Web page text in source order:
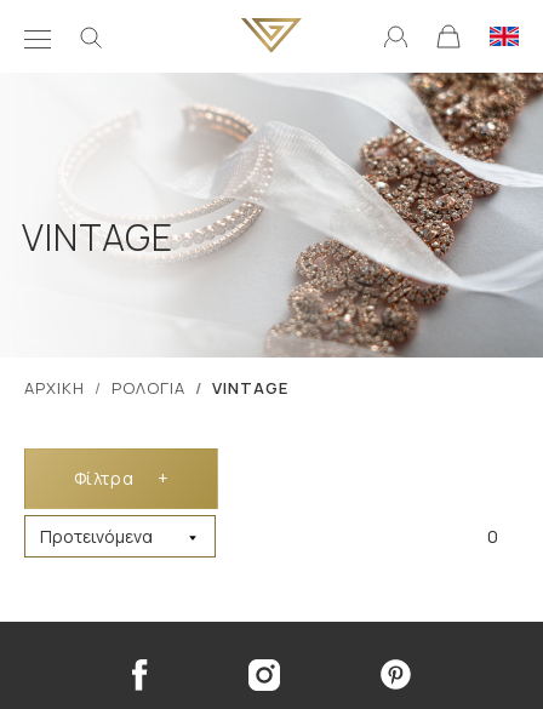
VINTAGE
ΑΡΧΙΚΗ ΡΟΛΟΓΙΑ VINTAGE
Φίλτρα +
0